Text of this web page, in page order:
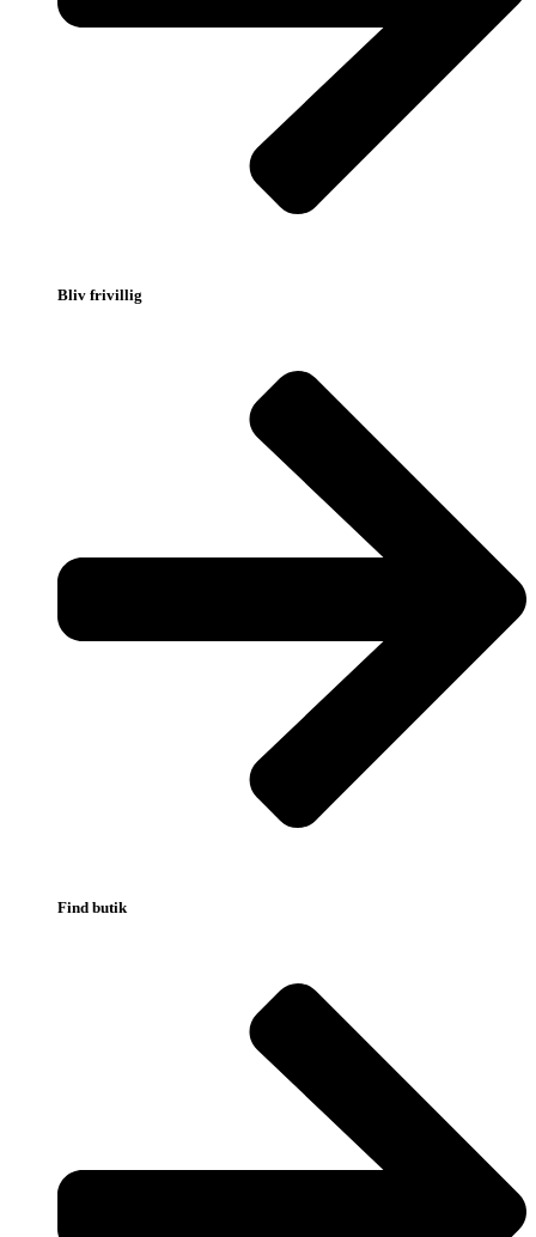
Bliv frivillig
Find butik